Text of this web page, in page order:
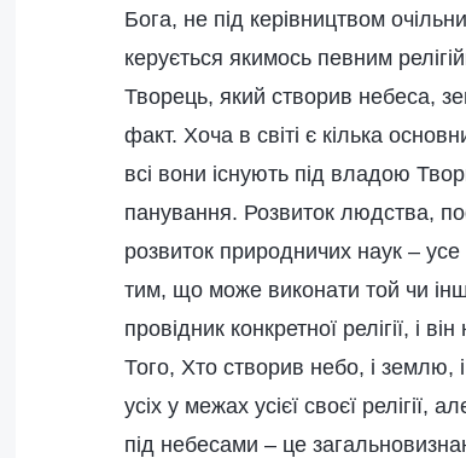
Бога, не під керівництвом
керується якимось певним
Творець, який створив небеса,
факт. Хоча в світі є кілька
всі вони існують під владою
панування. Розвиток людства,
розвиток природничих наук –
тим, що може виконати той чи
провідник конкретної релігії, і
Того, Хто створив небо, і землю,
усіх у межах усієї своєї
під небесами – це